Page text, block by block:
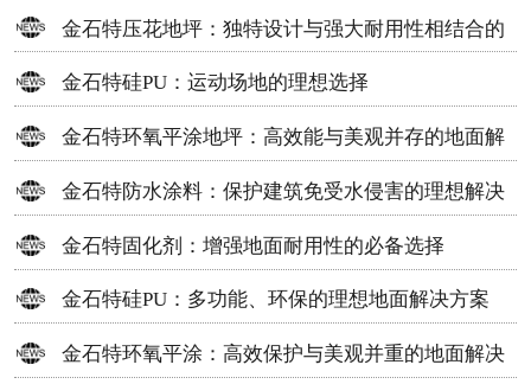
金石特压花地坪：独特设计与强大耐用性相结合的
地面材料
金石特硅PU：运动场地的理想选择
金石特环氧平涂地坪：高效能与美观并存的地面解
决方案
金石特防水涂料：保护建筑免受水侵害的理想解决
方案
金石特固化剂：增强地面耐用性的必备选择
金石特硅PU：多功能、环保的理想地面解决方案
金石特环氧平涂：高效保护与美观并重的地面解决